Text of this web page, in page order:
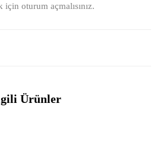
için oturum açmalısınız.
Ürünler